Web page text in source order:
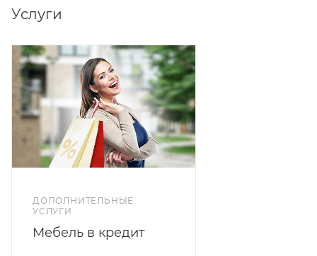
Услуги
ДОПОЛНИТЕЛЬНЫЕ
УСЛУГИ
Мебель в кредит